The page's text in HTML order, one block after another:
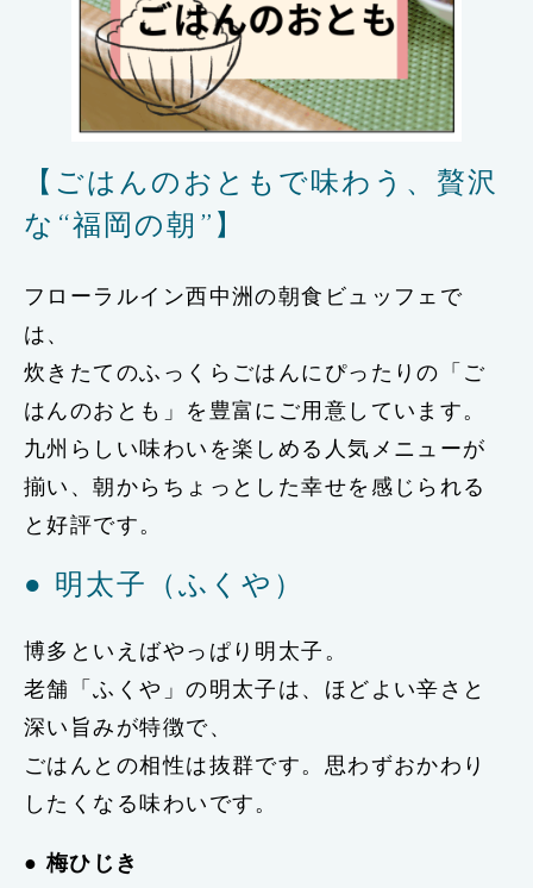
【ごはんのおともで味わう、贅沢
な“福岡の朝”】
フローラルイン西中洲の朝食ビュッフェで
は、
炊きたてのふっくらごはんにぴったりの「ご
はんのおとも」を豊富にご用意しています。
九州らしい味わいを楽しめる人気メニューが
揃い、朝からちょっとした幸せを感じられる
と好評です。
● 明太子（ふくや）
博多といえばやっぱり明太子。
老舗「ふくや」の明太子は、ほどよい辛さと
深い旨みが特徴で、
ごはんとの相性は抜群です。思わずおかわり
したくなる味わいです。
●梅ひじき